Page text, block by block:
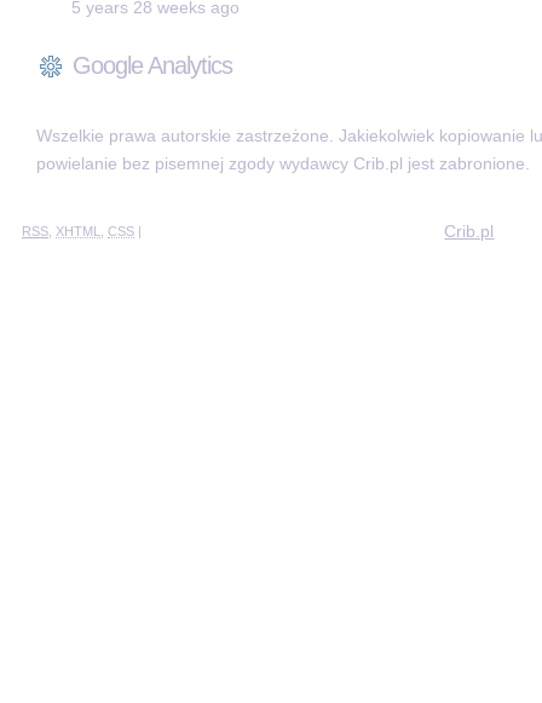
5 years 28 weeks ago
Google Analytics
Wszelkie prawa autorskie zastrzeżone. Jakiekolwiek kopiowanie
powielanie bez pisemnej zgody wydawcy Crib.pl jest zabronione.
RSS XHTML CSS Crib.pl